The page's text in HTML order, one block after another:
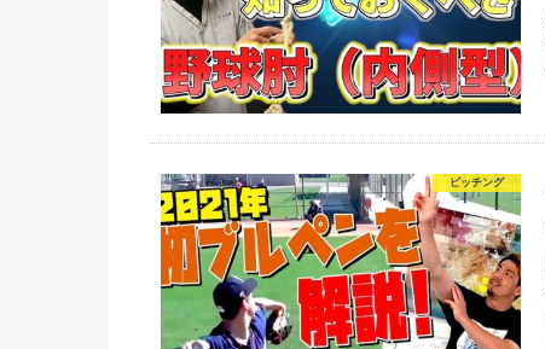
ピッチング